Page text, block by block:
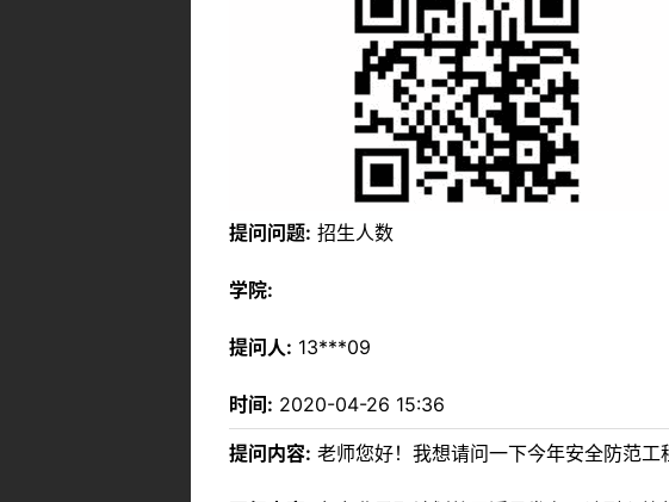
提问问题: 招生人数
学院:
提问人: 13***09
时间: 2020-04-26 15:36
提问内容: 老师您好！我想请问一下今年安全防范